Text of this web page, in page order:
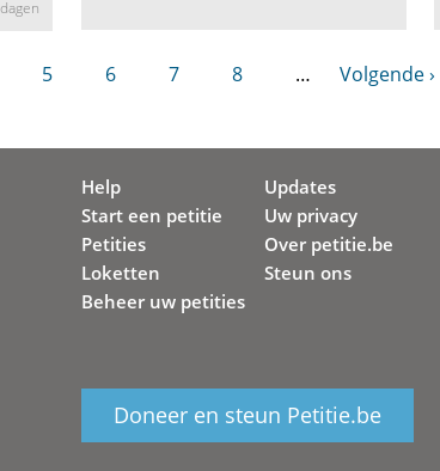
5 6 7 8 … Volgende ›
Help
Start een petitie
Petities
Loketten
Beheer uw petities
Updates
Uw privacy
Over petitie.be
Steun ons
Doneer en steun Petitie.be